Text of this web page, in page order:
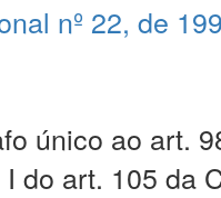
nº 22, de
único ao art.
do art. 105 da